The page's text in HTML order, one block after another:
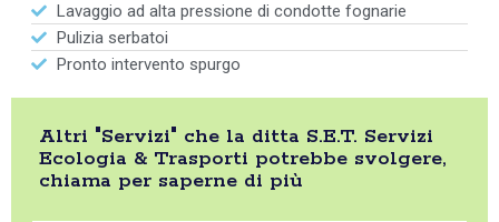
Lavaggio ad alta pressione di condotte fognarie
Pulizia serbatoi
Pronto intervento spurgo
Altri "Servizi" che la ditta S.E.T. Servizi
Ecologia & Trasporti potrebbe svolgere,
chiama per saperne di più